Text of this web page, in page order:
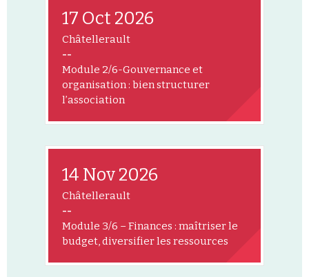
17 Oct 2026
Châtellerault
--
Module 2/6-Gouvernance et
organisation : bien structurer
l’association
14 Nov 2026
Châtellerault
--
Module 3/6 – Finances : maîtriser le
budget, diversifier les ressources